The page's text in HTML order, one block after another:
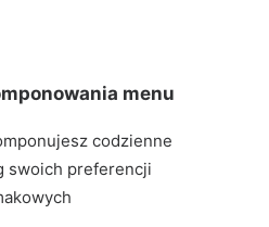
menu
codzienne
swoich preferencji